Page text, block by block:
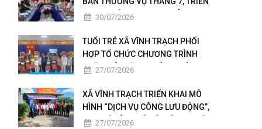
KHAI NHIỆM VỤ TRỌNG TÂM
30/07/2026
TUỔI TRẺ XÃ VĨNH TRẠCH PHỐI
HỢP TỔ CHỨC CHƯƠNG TRÌNH
THĂM HỎI, TẶNG QUÀ GIA ĐÌNH
27/07/2026
XÃ VĨNH TRẠCH TRIỂN KHAI MÔ
HÌNH “DỊCH VỤ CÔNG LƯU ĐỘNG”,
ĐƯA TIỆN ÍCH SỐ ĐẾN GẦN NGƯỜI
27/07/2026